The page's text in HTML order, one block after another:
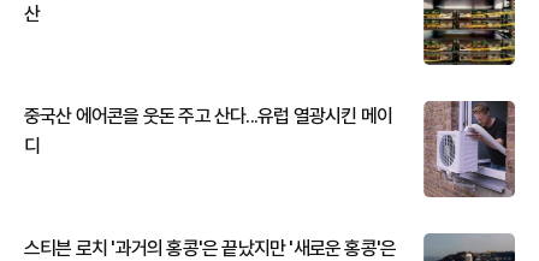
산
중국산 에어콘을 웃돈 주고 산다...유럽 열광시킨 메이
디
스티븐 로치 '과거의 홍콩'은 끝났지만 '새로운 홍콩'은